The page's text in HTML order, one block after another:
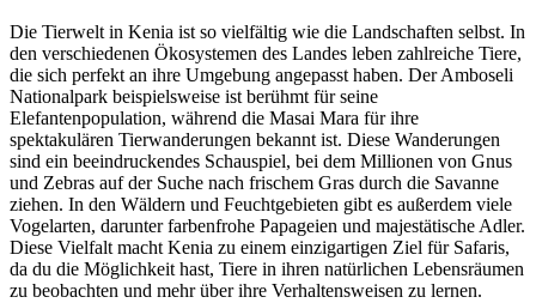
Die Tierwelt in Kenia ist so vielfältig wie die Landschaften selbst. In
den verschiedenen Ökosystemen des Landes leben zahlreiche Tiere,
die sich perfekt an ihre Umgebung angepasst haben. Der Amboseli
Nationalpark beispielsweise ist berühmt für seine
Elefantenpopulation, während die Masai Mara für ihre
spektakulären Tierwanderungen bekannt ist. Diese Wanderungen
sind ein beeindruckendes Schauspiel, bei dem Millionen von Gnus
und Zebras auf der Suche nach frischem Gras durch die Savanne
ziehen. In den Wäldern und Feuchtgebieten gibt es außerdem viele
Vogelarten, darunter farbenfrohe Papageien und majestätische Adler.
Diese Vielfalt macht Kenia zu einem einzigartigen Ziel für Safaris,
da du die Möglichkeit hast, Tiere in ihren natürlichen Lebensräumen
zu beobachten und mehr über ihre Verhaltensweisen zu lernen.